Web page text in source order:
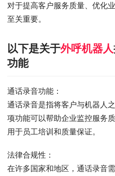
对于提高客户服务质量、优化
至关重要。
以下是关于外呼机器人
功能
通话录音功能：
通话录音是指将客户与机器人
项功能可以帮助企业监控服务
用于员工培训和质量保证。
法律合规性：
在许多国家和地区，通话录音